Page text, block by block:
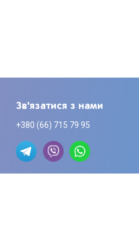
Зв'язатися з нами
+380 (66) 715 79 95